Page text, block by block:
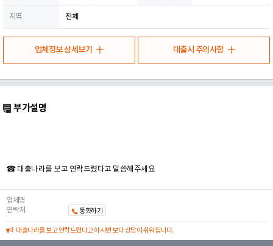
지역 전체
업체정보 상세보기 대출시 주의사항
부가설명
☎ 대출나라를 보고 연락드렸다고 말씀해주세요
업체명
연락처
통화하기
대출나라를 보고 연락드렸다고 하시면 보다 상담이 쉬워집니다.